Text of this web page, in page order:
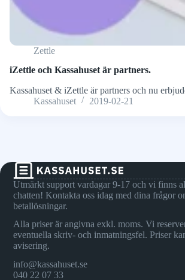
Zettle
iZettle och Kassahuset är partners.
Kassahuset & iZettle är partners och nu
Kassahuset
2019-02-21
Utmärkt support vardagar 9-17 och vi finns
chatten! Kontakta oss idag med dina frågor
betallösningar.
Alla priser är angivna exkl. moms. Vi
eventuella skriv- och inmatningsfel. Priser
avisering.
info@kassahuset.se
040 22 07 33